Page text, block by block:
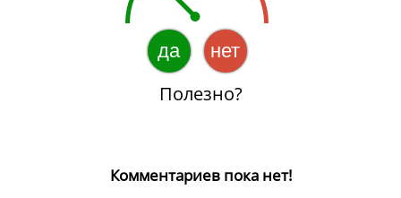
да нет
Полезно?
Комментариев пока нет!